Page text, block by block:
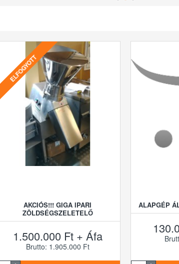
ELFOGYOTT
AKCIÓS!!! GIGA IPARI
ZÖLDSÉGSZELETELŐ
1.500.000 Ft + Áfa
Brutto: 1.905.000 Ft
ALAPGÉP